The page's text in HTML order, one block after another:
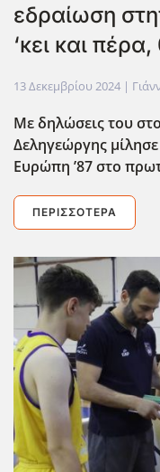
εδραίωση
‘κει και
13 Δεκεμβρίου 2024 |
Με δηλώσεις του
Δεληγεώργης
Ευρώπη ’87 στο
ΠΕΡΙΣΣΌΤΕΡΑ